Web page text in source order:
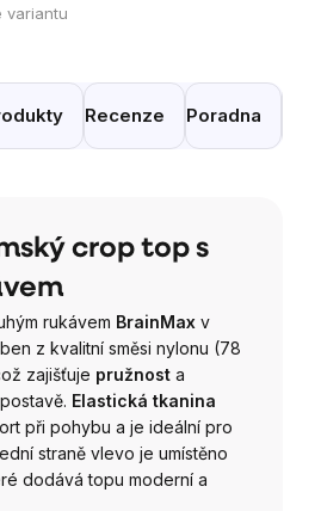
variantu
Recenze Poradna
crop top s
rukávem BrainMax v
z kvalitní směsi nylonu (78
zajišťuje pružnost a
Elastická tkanina
při pohybu a je ideální pro
straně vlevo je umístěno
dodává topu moderní a